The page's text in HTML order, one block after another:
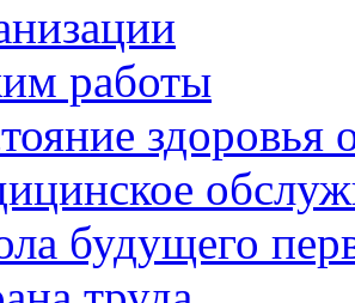
работы
будущего